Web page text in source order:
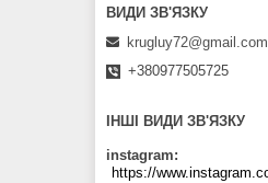
krugluy72@gmail.com
+380977505725
ІНШІ ВИДИ ЗВ'ЯЗКУ
instagram